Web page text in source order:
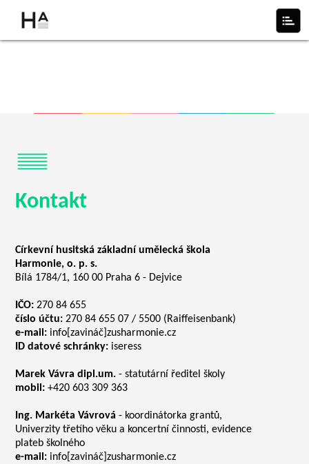
Kontakt
Církevní husitská základní umělecká škola
Harmonie, o. p. s.
Bílá 1784/1, 160 00 Praha 6 - Dejvice
IČO: 270 84 655
číslo účtu: 270 84 655 07 / 5500 (Raiffeisenbank)
e-mail: info[zavináč]zusharmonie.cz
ID datové schránky: iseress
Marek Vávra dipl.um. - statutární ředitel školy
mobil: +420 603 309 363
Ing. Markéta Vávrová - koordinátorka grantů,
Univerzity třetího věku a koncertní činnosti, evidence
plateb školného
e-mail: info[zavináč]zusharmonie.cz